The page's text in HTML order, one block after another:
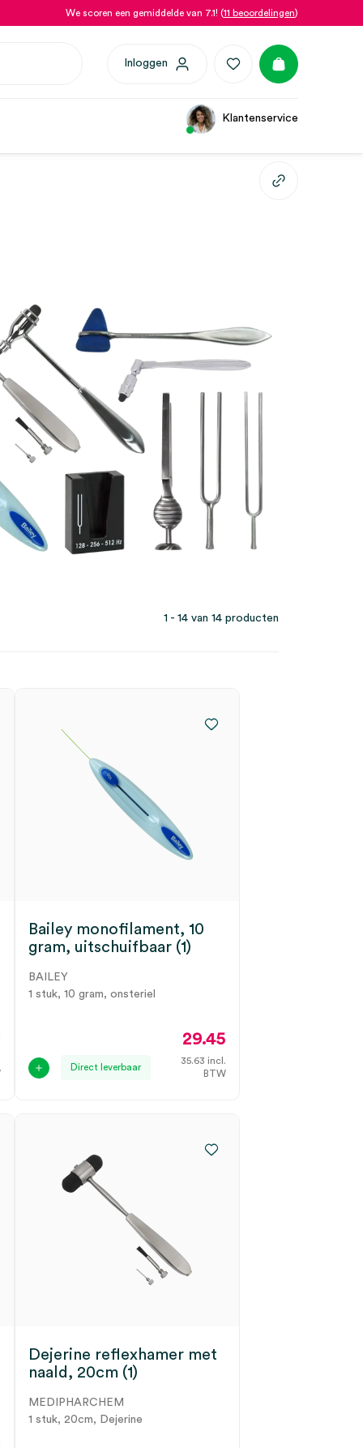
We scoren een gemiddelde van 7.1! (11 beoordelingen)
Inloggen
Klantenservice
1 - 14 van 14 producten
Bailey monofilament, 10
gram, uitschuifbaar (1)
BAILEY
1 stuk, 10 gram, onsteriel
Direct leverbaar
29.45
35.63 incl.
BTW
Dejerine reflexhamer met
naald, 20cm (1)
MEDIPHARCHEM
1 stuk, 20cm, Dejerine